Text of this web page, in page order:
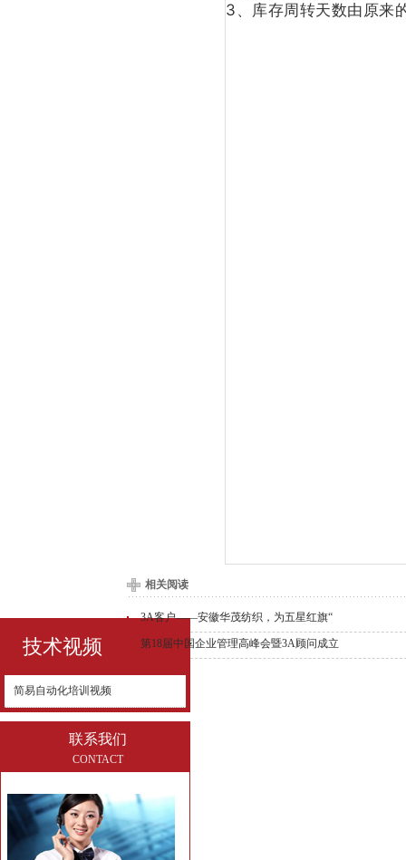
3、库存周转天数由原来
相关阅读
3A客户——安徽华茂纺织，为五星红旗“
第18届中国企业管理高峰会暨3A顾问成立
技术视频
简易自动化培训视频
联系我们
CONTACT